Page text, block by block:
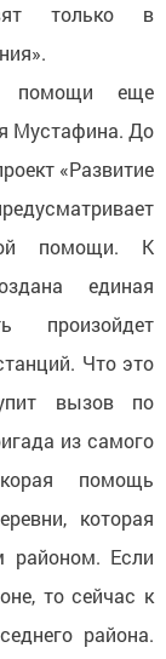
только в
помощи еще
Мустафина. До
«Развитие
помощи. К
единая
произойдет
Что это
вызов по
из самого
помощь
которая
районом. Если
то сейчас к
района.